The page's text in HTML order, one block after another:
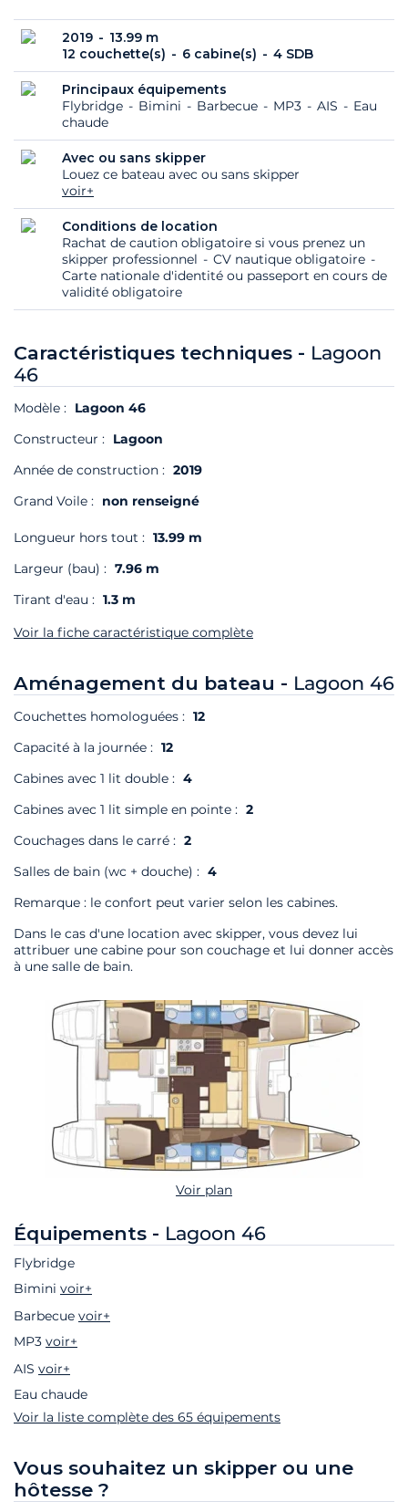
2019
13.99 m
12 couchette(s)
6 cabine(s) 4 SDB
Principaux équipements
Flybridge
Bimini Barbecue MP3 AIS
Eau
chaude
Avec ou sans skipper
Louez ce bateau avec ou sans skipper
voir+
Conditions de location
Rachat de caution obligatoire si vous prenez un
skipper professionnel
CV nautique obligatoire
Carte nationale d'identité ou passeport en cours de
validité obligatoire
Caractéristiques techniques - Lagoon
46
Modèle : Lagoon 46
Constructeur : Lagoon
Année de construction : 2019
Grand Voile : non renseigné
Longueur hors tout : 13.99 m
Largeur (bau) : 7.96 m
Tirant d'eau : 1.3 m
Voir la fiche caractéristique complète
Aménagement du bateau - Lagoon 46
Couchettes homologuées : 12
Capacité à la journée : 12
Cabines avec 1 lit double : 4
Cabines avec 1 lit simple en pointe : 2
Couchages dans le carré : 2
Salles de bain (wc + douche) : 4
Remarque : le confort peut varier selon les cabines.
Dans le cas d'une location avec skipper, vous devez lui
attribuer une cabine pour son couchage et lui donner accès
à une salle de bain.
Voir plan
Équipements - Lagoon 46
Flybridge
Bimini voir+
Barbecue voir+
MP3 voir+
AIS voir+
Eau chaude
Voir la liste complète des 65 équipements
Vous souhaitez un skipper ou une
hôtesse ?